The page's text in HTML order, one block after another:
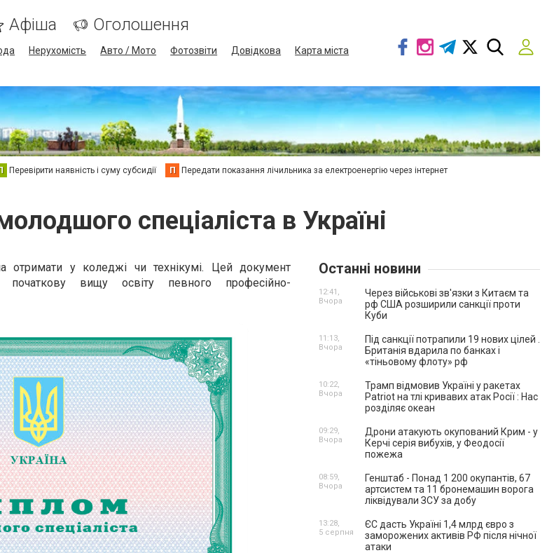
Афіша Оголошення
Нерухомість Авто / Мото Фотозвіти Довідкова
Карта міста
Перевірити наявність і суму субсидії П Передати показання лічильника за електроенергію через інтернет
спеціаліста в Україні
отримати у коледжі чи технікумі. Цей документ
вищу освіту певного професійно-
Останні новини
Через військові зв'язки з Китаєм та
рф США розширили санкції проти
Куби
12:41,
Вчора
Під санкції потрапили 19 нових цілей .
Британія вдарила по банках і
«тіньовому флоту» рф
11:13,
Вчора
Трамп відмовив Україні у ракетах
Patriot на тлі кривавих атак Росії : Нас
розділяє океан
10:22,
Вчора
Дрони атакують окупований Крим - у
Керчі серія вибухів, у Феодосії
пожежа
09:29,
Вчора
Генштаб - Понад 1 200 окупантів, 67
артсистем та 11 бронемашин ворога
ліквідували ЗСУ за добу
08:59,
Вчора
ЄС дасть Україні 1,4 млрд євро з
заморожених активів РФ після нічної
атаки
13:28,
5 серпня